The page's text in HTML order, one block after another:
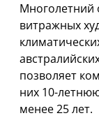
Многолетний
витражных
позволяет
них 10-
менее 25 лет.